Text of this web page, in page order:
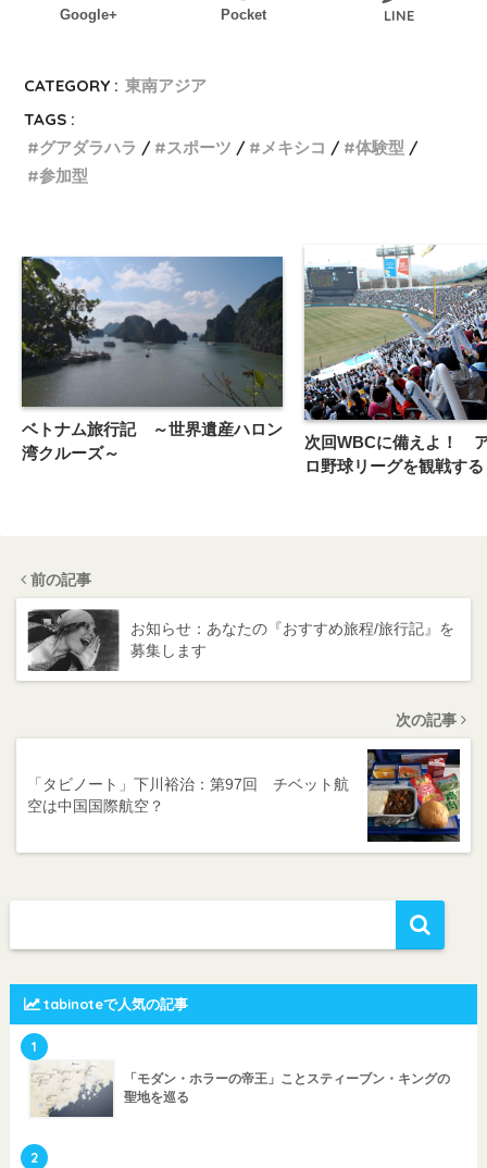
Google+ Pocket LINE
CATEGORY : 東南アジア
TAGS :
グアダラハラ
スポーツ メキシコ
体験型
参加型
ベトナム旅行記 ～世界遺産ハロン
湾クルーズ～
次回WBCに備えよ！
ロ野球リーグを観戦する
前の記事
お知らせ：あなたの『おすすめ旅程/旅行記』を
募集します
次の記事
「タビノート」下川裕治：第97回 チベット航
空は中国国際航空？
tabinoteで人気の記事
1
「モダン・ホラーの帝王」ことスティーブン・キングの
聖地を巡る
2